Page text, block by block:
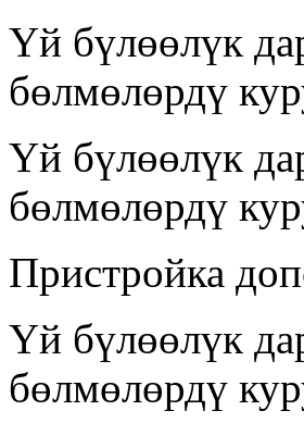
Үй бүлөөлүк
бөлмөлөрдү
Үй бүлөөлүк
бөлмөлөрдү
Пристройка
Үй бүлөөлүк
бөлмөлөрдү